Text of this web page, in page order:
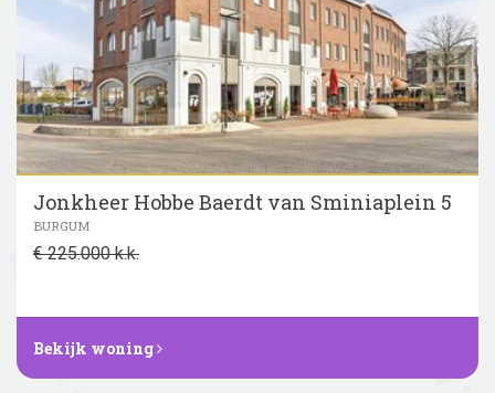
Jonkheer Hobbe Baerdt van Sminiaplein 5
BURGUM
€ 225.000 k.k.
Bekijk woning